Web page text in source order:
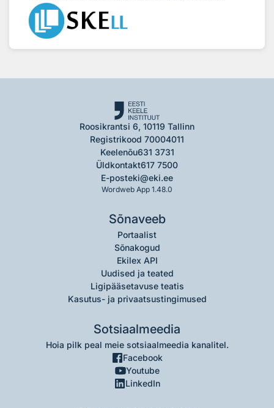
Roosikrantsi 6, 10119 Tallinn
Registrikood 70004011
Keelenõu631 3731
Üldkontakt617 7500
E-posteki@eki.ee
Wordweb App 1.48.0
Sõnaveeb
Portaalist
Sõnakogud
Ekilex API
Uudised ja teated
Ligipääsetavuse teatis
Kasutus- ja privaatsustingimused
Sotsiaalmeedia
Hoia pilk peal meie sotsiaalmeedia kanalitel.
Facebook
Youtube
LinkedIn